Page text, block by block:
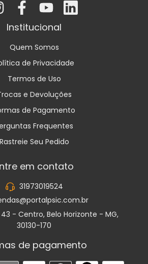
Institucional
Quem Somos
de Privacidade
Termos de Uso
e Devoluções
de Pagamento
Frequentes
Rastreie Seu Pedido
em contato
31973019524
43 - Centro, Belo Horizonte - MG,
30130-170
de pagamento